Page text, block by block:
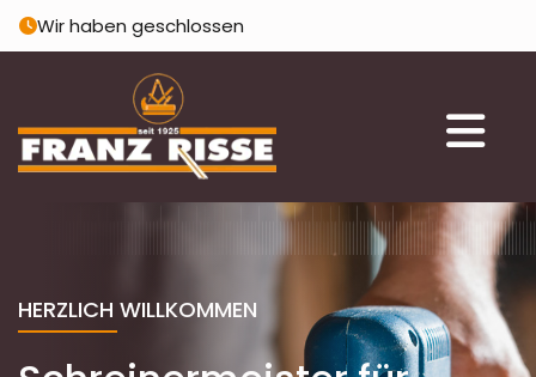
Zum Inhalt springen
Wir haben geschlossen
HERZLICH WILLKOMMEN